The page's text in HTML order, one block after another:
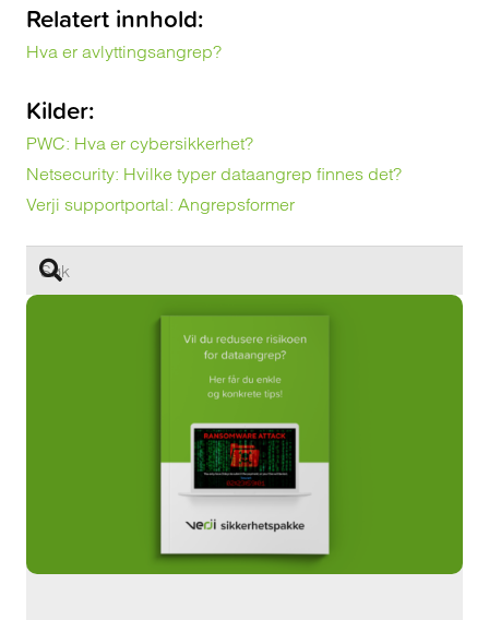
Relatert innhold:
Hva er avlyttingsangrep?
Kilder:
PWC: Hva er cybersikkerhet?
Netsecurity: Hvilke typer dataangrep finnes det?
Verji supportportal: Angrepsformer